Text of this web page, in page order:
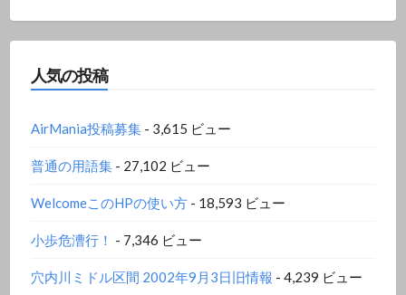
人気の投稿
AirMania投稿募集- 3,615 ビュー
普通の用語集- 27,102 ビュー
WelcomeこのHPの使い方- 18,593 ビュー
小歩危漕行！ - 7,346 ビュー
穴内川ミドル区間 2002年9月3日旧情報 - 4,239 ビュー